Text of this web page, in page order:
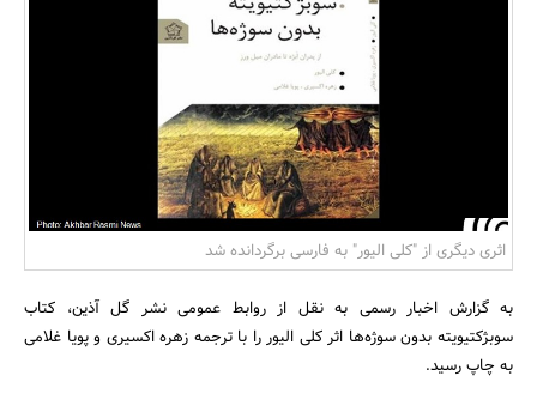
بانک، بیمه و سرمایه
اثری دیگری از "کلی الیور" به فارسی برگردانده شد
به گزارش اخبار رسمی به نقل از روابط عمومی نشر گل آذین، کتاب
سوبژکتیویته بدون سوژه‌ها اثر کلی الیور را با ترجمه زهره اکسیری و پویا غلامی
به چاپ رسید.